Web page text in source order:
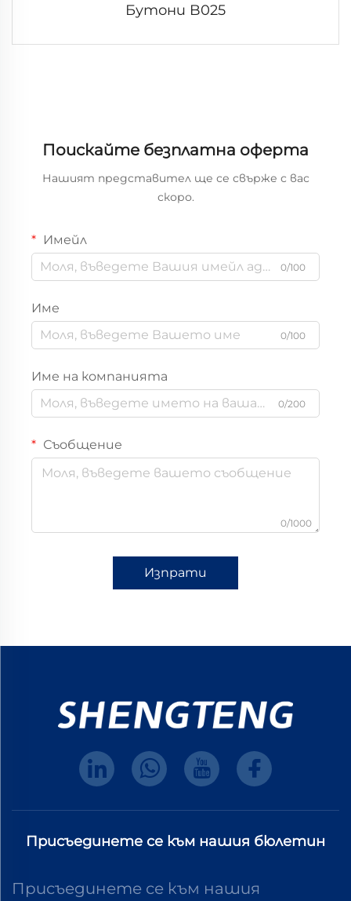
Бутони B025
Поискайте безплатна оферта
Нашият представител ще се свърже с вас
скоро.
Имейл
0/100
Име
0/100
Име на компанията
0/200
Съобщение
0/1000
Изпрати
Присъединете се към нашия бюлетин
Присъединете се към нашия